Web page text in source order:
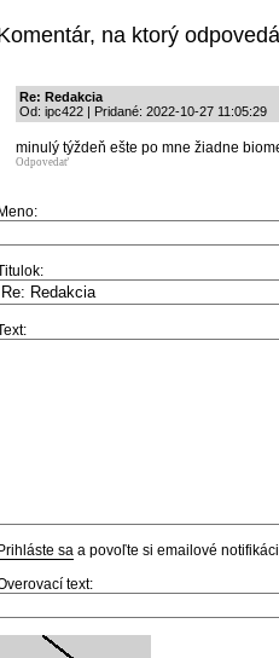
na ktorý
Re: Redakcia
Od: ipc422 | Pridané: 2022-10-27 11:05:29
minulý týždeň ešte po mne žiadne
Odpovedať
Meno:
Prihláste sa a povoľte si emailové
text: